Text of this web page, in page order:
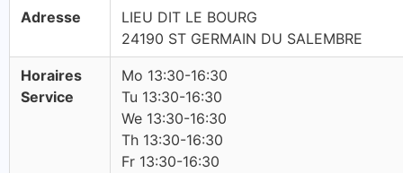
Adresse
LIEU DIT LE BOURG
24190 ST GERMAIN DU SALEMBRE
Horaires
Service
Mo 13:30-16:30
Tu 13:30-16:30
We 13:30-16:30
Th 13:30-16:30
Fr 13:30-16:30